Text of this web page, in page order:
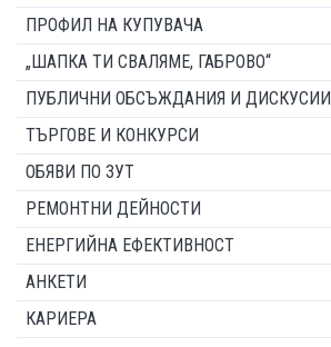
ПРОФИЛ НА КУПУВАЧА
„ШАПКА ТИ СВАЛЯМЕ, ГАБРОВО“
ПУБЛИЧНИ ОБСЪЖДАНИЯ И ДИСКУСИИ
ТЪРГОВЕ И КОНКУРСИ
ОБЯВИ ПО ЗУТ
РЕМОНТНИ ДЕЙНОСТИ
ЕНЕРГИЙНА ЕФЕКТИВНОСТ
АНКЕТИ
КАРИЕРА